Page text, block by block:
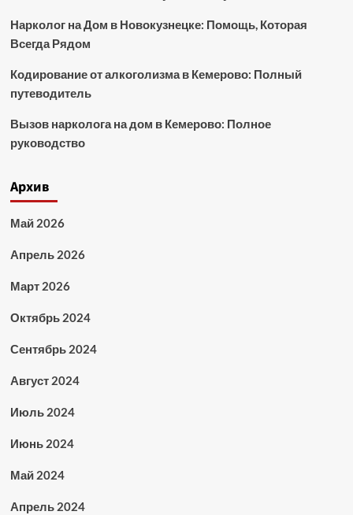
Нарколог на Дом в Новокузнецке: Помощь, Которая
Всегда Рядом
Кодирование от алкоголизма в Кемерово: Полный
путеводитель
Вызов нарколога на дом в Кемерово: Полное
руководство
Архив
Май 2026
Апрель 2026
Март 2026
Октябрь 2024
Сентябрь 2024
Август 2024
Июль 2024
Июнь 2024
Май 2024
Апрель 2024